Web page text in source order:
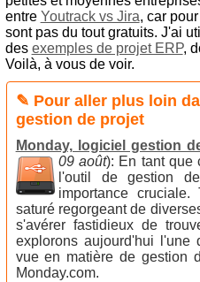
entre Youtrack vs Jira, car
sont pas du tout gratuits. J'ai
des exemples de projet ERP,
Voilà, à vous de voir.
✎ Pour aller plus loin
gestion de projet
Monday, logiciel gestion
09 août): En tant que
l'outil de gestion
importance
saturé regorgeant de
s'avérer fastidieux de
explorons aujourd'hui l'une
vue en matière de gestion
Monday.com.